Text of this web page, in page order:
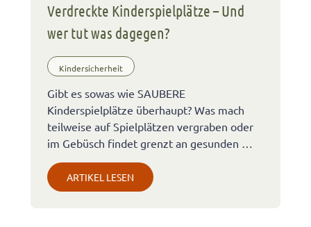
Verdreckte Kinderspielplätze – Und
wer tut was dagegen?
Kindersicherheit
Gibt es sowas wie SAUBERE
Kinderspielplätze überhaupt? Was mach
teilweise auf Spielplätzen vergraben oder
im Gebüsch findet grenzt an gesunden …
ARTIKEL LESEN